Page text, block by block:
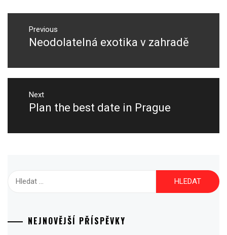
Navigace
příspěvek
Previous
Previous
Neodolatelná exotika v zahradě
Next
Next
Plan the best date in Prague
NEJNOVĚJŠÍ PŘÍSPĚVKY